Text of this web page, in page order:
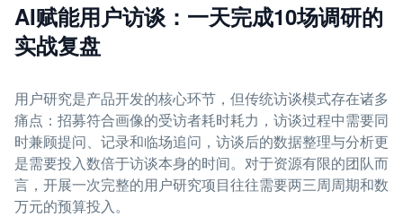
AI赋能用户访谈：一天完成10场调研的
实战复盘
用户研究是产品开发的核心环节，但传统访谈模式存在诸多
痛点：招募符合画像的受访者耗时耗力，访谈过程中需要同
时兼顾提问、记录和临场追问，访谈后的数据整理与分析更
是需要投入数倍于访谈本身的时间。对于资源有限的团队而
言，开展一次完整的用户研究项目往往需要两三周周期和数
万元的预算投入。